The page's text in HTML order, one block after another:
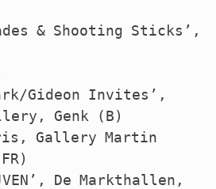
& Shooting Sticks’,
Gideon Invites’,
Genk (B)
Gallery Martin
De Markthallen,